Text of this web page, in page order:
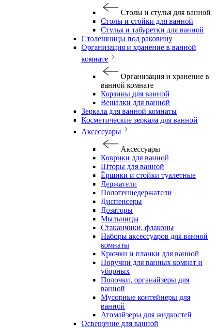
Столы и стулья для ванной
Столы и стойки для ванной
Стулья и табуретки для ванной
Столешницы под раковину
Организация и хранение в ванной
комнате
Организация и хранение в
ванной комнате
Корзины для ванной
Вешалки для ванной
Зеркала для ванной комнаты
Косметические зеркала для ванной
Аксессуары
Аксессуары
Коврики для ванной
Шторы для ванной
Ёршики и стойки туалетные
Держатели
Полотенцедержатели
Диспенсеры
Дозаторы
Мыльницы
Стаканчики, флаконы
Наборы аксессуаров для ванной
комнаты
Крючки и планки для ванной
Поручни для ванных комнат и
уборных
Полочки, органайзеры для
ванной
Мусорные контейнеры для
ванной
Атомайзеры для жидкостей
Освещение для ванной